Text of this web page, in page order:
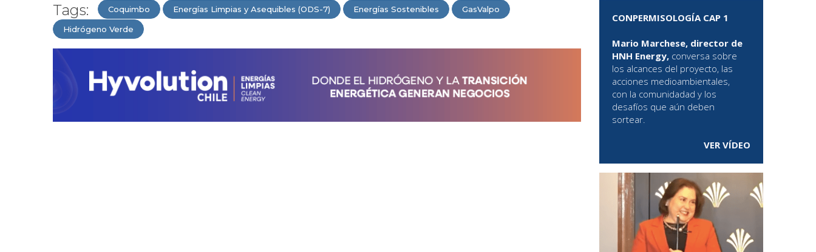
Tags: Coquimbo Energías Limpias y Asequibles (ODS-7) Energías Sostenibles GasValpo
Hidrógeno Verde
CONPERMISOLOGÍA CAP 1
Mario Marchese, director de
HNH Energy, conversa sobre
los alcances del proyecto, las
acciones medioambientales,
con la comunidadad y los
desafíos que aún deben
sortear.
VER VÍDEO